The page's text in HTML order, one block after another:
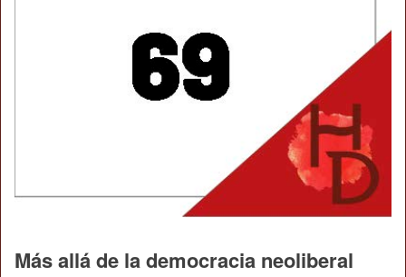
Más allá de la democracia neoliberal